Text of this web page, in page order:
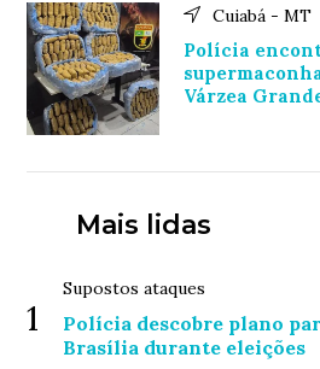
Cuiabá - MT
Polícia
Várzea
Mais lidas
1
Supostos ataques
Polícia descobre plano
Brasília durante eleições